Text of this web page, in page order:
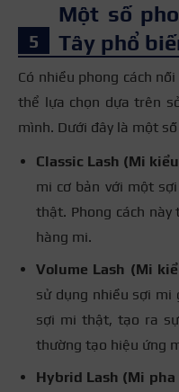
Một số
Tây phổ
Có nhiều phong cách
thể lựa chọn dựa trên
mình. Dưới đây là một
Classic Lash (Mi
mi cơ bản với một
thật. Phong cách
hàng mi.
Volume Lash (Mi
sử dụng nhiều sợi mi
sợi mi thật, tạo ra
thường tạo hiệu ứng
Hybrid Lash (Mi pha